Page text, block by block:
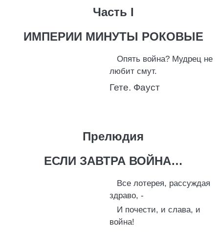
Часть I
ИМПЕРИИ МИНУТЫ РОКОВЫЕ
Опять война? Мудрец не
любит смут.
Гете. Фауст
Прелюдия
ЕСЛИ ЗАВТРА ВОЙНА…
Все лотерея, рассуждая
здраво, -
И почести, и слава, и
война!